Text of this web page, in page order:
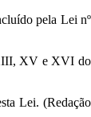
pela Lei nº
XIII, XV e XVI do
Lei. (Redação